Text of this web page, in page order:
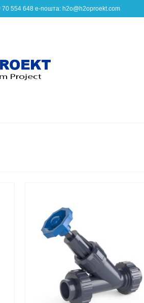
70 554 648 e-пошта: h2o@h2oproekt.com